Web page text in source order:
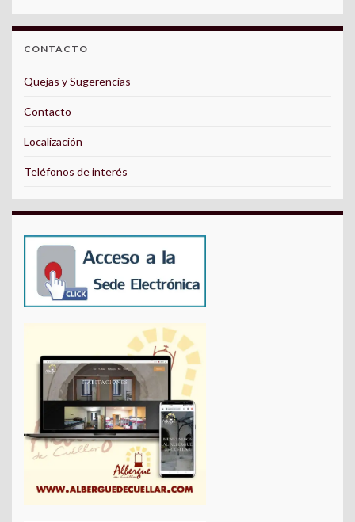
CONTACTO
Quejas y Sugerencias
Contacto
Localización
Teléfonos de interés